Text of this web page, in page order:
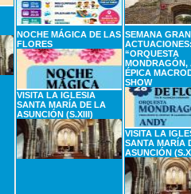
NOCHE MÁGICA DE LAS
FLORES
VISITA LA IGLESIA
SANTA MARÍA DE LA
ASUNCIÓN (S.XIII)
SEMANA
ACTUACIONES:
“ORQUESTA
MONDRAGÓN,
ÉPICA
SHOW
VISITA LA
SANTA MARÍA
ASUNCIÓN